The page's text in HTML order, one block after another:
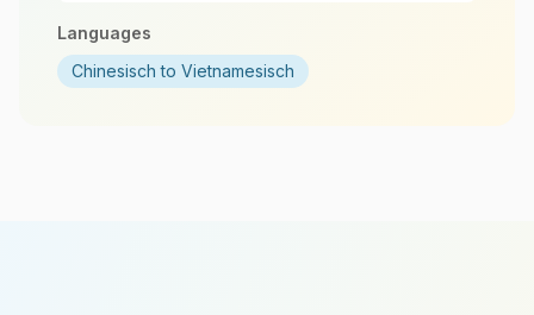
Languages
Chinesisch to Vietnamesisch